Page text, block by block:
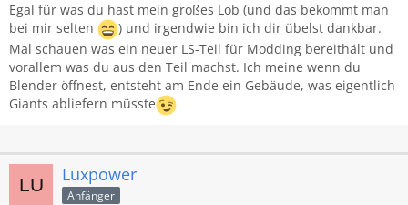
Egal für was du hast mein großes Lob (und das bekommt man
bei mir selten
) und irgendwie bin ich dir übelst dankbar.
Mal schauen was ein neuer LS-Teil für Modding bereithält und
vorallem was du aus den Teil machst. Ich meine wenn du
Blender öffnest, entsteht am Ende ein Gebäude, was eigentlich
Giants abliefern müsste
Luxpower
Anfänger